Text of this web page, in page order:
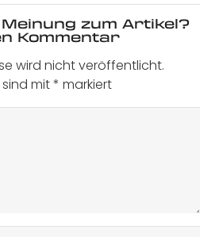
zum Artikel?
Kommentar
wird nicht veröffentlicht.
mit* markiert